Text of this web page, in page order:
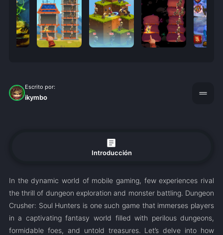
Escrito por:
ikymbo drag_handle
article
Introducción
In the dynamic world of mobile gaming, few experiences rival
the thrill of dungeon exploration and monster battling. Dungeon
Crusher: Soul Hunters is one such game that immerses players
in a captivating fantasy world filled with perilous dungeons,
formidable foes, and untold treasures. Let’s delve into how